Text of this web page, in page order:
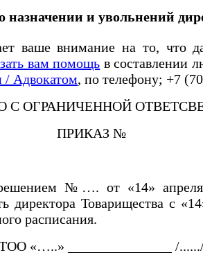
назначении и увольнений
ваше внимание на то, что
вам помощь в составлении
Адвокатом, по телефону; +7
С ОГРАНИЧЕННОЙ
ПРИКАЗ №
№…. от «14» апреля
директора Товарищества с
расписания.
«…..» _______________ /